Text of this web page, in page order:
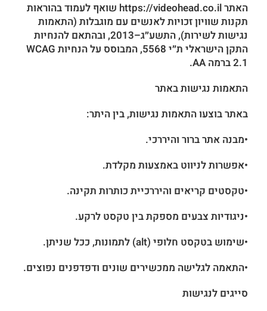
האתר https://videohead.co.il שואף לעמוד בהוראות
תקנות שוויון זכויות לאנשים עם מוגבלות (התאמות
נגישות לשירות), התשע״ג–2013, ובהתאם להנחיות
התקן הישראלי ת״י 5568, המבוסס על הנחיות WCAG
2.1 ברמה AA.
התאמות נגישות באתר
באתר בוצעו התאמות נגישות, בין היתר:
•מבנה אתר ברור והיררכי.
•אפשרות לניווט באמצעות מקלדת.
•טקסטים קריאים והיררכיית כותרות תקינה.
•ניגודיות צבעים מספקת בין טקסט לרקע.
•שימוש בטקסט חלופי (alt) לתמונות, ככל שניתן.
•התאמה לגלישה ממכשירים שונים ודפדפנים נפוצים.
סייגים לנגישות